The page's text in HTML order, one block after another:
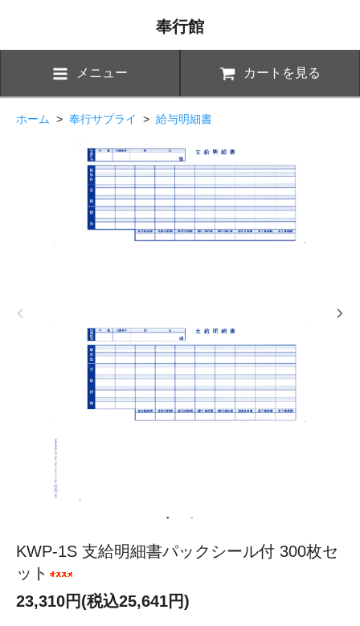
奉行館
メニュー カートを見る
ホーム > 奉行サプライ > 給与明細書
KWP-1S 支給明細書パックシール付 300枚セ
ット
23,310円(税込25,641円)